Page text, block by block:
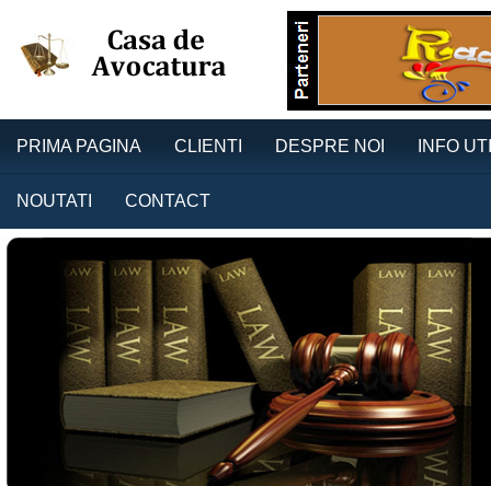
PRIMA PAGINA CLIENTI DESPRE NOI INFO
NOUTATI CONTACT